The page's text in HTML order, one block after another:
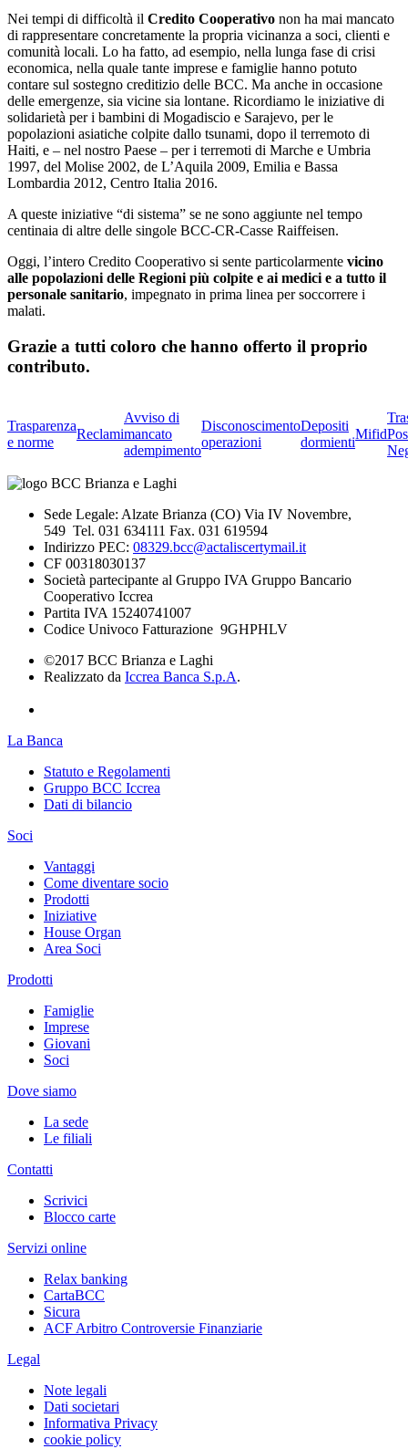
Nei tempi di difficoltà il Credito Cooperativo non ha mai mancato
di rappresentare concretamente la propria vicinanza a soci, clienti e
comunità locali. Lo ha fatto, ad esempio, nella lunga fase di crisi
economica, nella quale tante imprese e famiglie hanno potuto
contare sul sostegno creditizio delle BCC. Ma anche in occasione
delle emergenze, sia vicine sia lontane. Ricordiamo le iniziative di
solidarietà per i bambini di Mogadiscio e Sarajevo, per le
popolazioni asiatiche colpite dallo tsunami, dopo il terremoto di
Haiti, e – nel nostro Paese – per i terremoti di Marche e Umbria
1997, del Molise 2002, de L’Aquila 2009, Emilia e Bassa
Lombardia 2012, Centro Italia 2016.
A queste iniziative “di sistema” se ne sono aggiunte nel tempo
centinaia di altre delle singole BCC-CR-Casse Raiffeisen.
Oggi, l’intero Credito Cooperativo si sente particolarmente vicino
alle popolazioni delle Regioni più colpite e ai medici e a tutto il
personale sanitario, impegnato in prima linea per soccorrere i
malati.
Grazie a tutti coloro che hanno offerto il proprio
contributo.
Trasparenza
e norme
Reclami
Avviso di
mancato
adempimento
Disconoscimento
operazioni
Depositi
dormienti
Mifid
Sede Legale: Alzate Brianza (CO) Via IV Novembre,
549 Tel. 031 634111 Fax. 031 619594
Indirizzo PEC: 08329.bcc@actaliscertymail.it
CF 00318030137
Società partecipante al Gruppo IVA Gruppo Bancario
Cooperativo Iccrea
Partita IVA 15240741007
Codice Univoco Fatturazione 9GHPHLV
©2017 BCC Brianza e Laghi
Realizzato da Iccrea Banca S.p.A.
La Banca
Statuto e Regolamenti
Gruppo BCC Iccrea
Dati di bilancio
Soci
Vantaggi
Come diventare socio
Prodotti
Iniziative
House Organ
Area Soci
Prodotti
Famiglie
Imprese
Giovani
Soci
Dove siamo
La sede
Le filiali
Contatti
Scrivici
Blocco carte
Servizi online
Relax banking
CartaBCC
Sicura
ACF Arbitro Controversie Finanziarie
Legal
Note legali
Dati societari
Informativa Privacy
cookie policy